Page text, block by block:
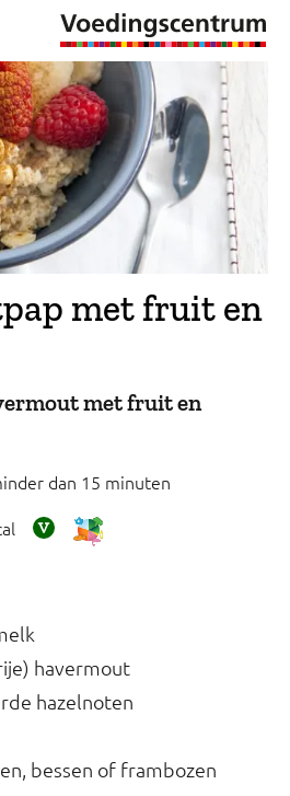
met fruit en
met fruit en
dan 15 minuten
havermout
hazelnoten
bessen of frambozen